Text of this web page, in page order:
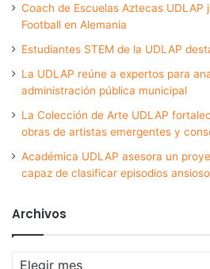
Coach de Escuelas Aztecas UDLAP
Football en Alemania
Estudiantes STEM de la UDLAP
La UDLAP reúne a expertos para
administración pública municipal
La Colección de Arte UDLAP
obras de artistas emergentes y
Académica UDLAP asesora un
capaz de clasificar episodios
Archivos
Archivos